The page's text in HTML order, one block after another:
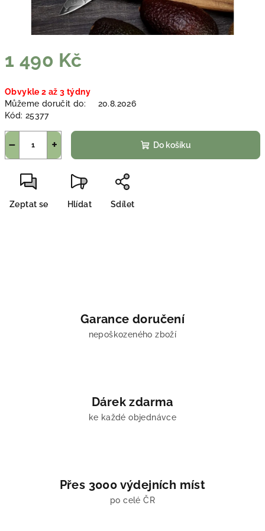
1 490 Kč
cena:
Obvykle 2 až 3 týdny
Můžeme doručit do:
20.8.2026
Kód: 25377
+
− Do košíku
Zeptat se Hlídat Sdílet
Garance doručení
nepoškozeného zboží
Dárek zdarma
ke každé objednávce
Přes 3000 výdejních míst
po celé ČR